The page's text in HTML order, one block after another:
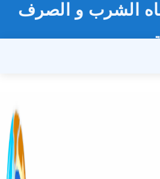
الشرب و الصرف